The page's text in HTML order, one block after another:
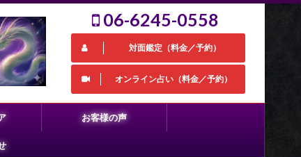
06-6245-0558
対面鑑定（料金／予約）
オンライン占い（料金／予約）
お客様の声